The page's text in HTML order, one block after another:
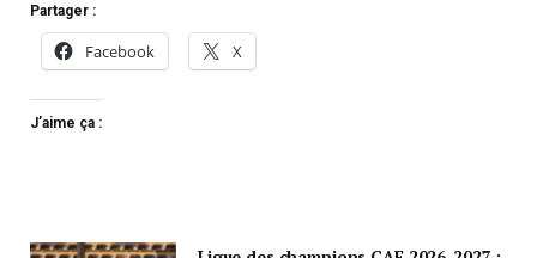
Partager :
Facebook X
J’aime ça :